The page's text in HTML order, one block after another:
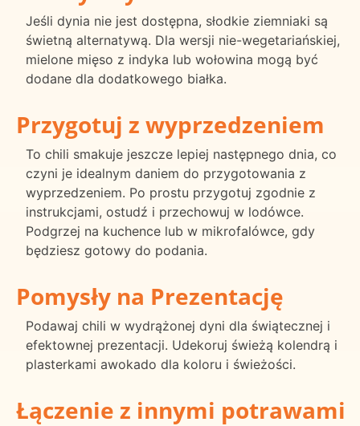
Jeśli dynia nie jest dostępna, słodkie ziemniaki są
świetną alternatywą. Dla wersji nie-wegetariańskiej,
mielone mięso z indyka lub wołowina mogą być
dodane dla dodatkowego białka.
Przygotuj z wyprzedzeniem
To chili smakuje jeszcze lepiej następnego dnia, co
czyni je idealnym daniem do przygotowania z
wyprzedzeniem. Po prostu przygotuj zgodnie z
instrukcjami, ostudź i przechowuj w lodówce.
Podgrzej na kuchence lub w mikrofalówce, gdy
będziesz gotowy do podania.
Pomysły na Prezentację
Podawaj chili w wydrążonej dyni dla świątecznej i
efektownej prezentacji. Udekoruj świeżą kolendrą i
plasterkami awokado dla koloru i świeżości.
Łączenie z innymi potrawami